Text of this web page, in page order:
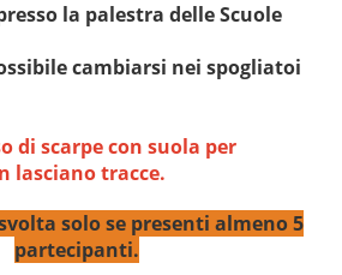
la palestra delle Scuole
cambiarsi nei spogliatoi
di scarpe con suola per
lasciano tracce.
solo se presenti almeno 5
partecipanti.